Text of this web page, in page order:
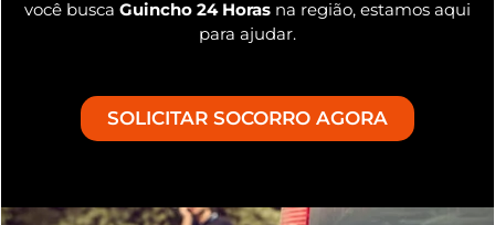
você busca Guincho 24 Horas na região, estamos aqui
para ajudar.
SOLICITAR SOCORRO AGORA